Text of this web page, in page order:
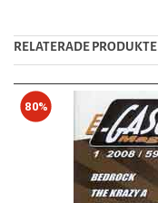
RELATERADE
80%